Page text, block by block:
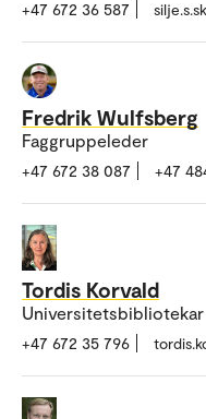
+47 672 36 587
Fredrik Wulfsberg
Faggruppeleder
+47 672 38 087 +47
Tordis Korvald
Universitetsbibliotekar
+47 672 35 796